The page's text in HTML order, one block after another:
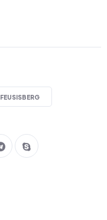
FEUSISBERG